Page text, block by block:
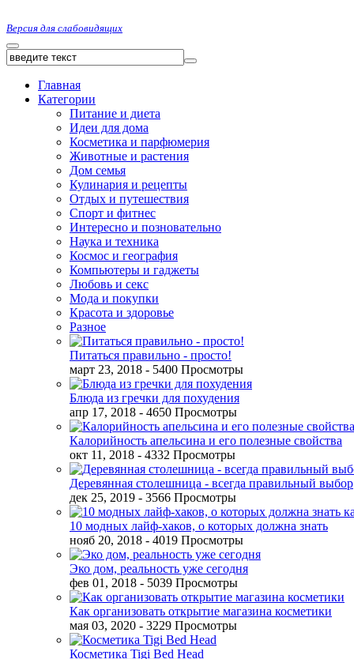
Версия для слабовидящих
Главная
Категории
Питание и диета
Идеи для дома
Косметика и парфюмерия
Животные и растения
Дом семья
Кулинария и рецепты
Отдых и путешествия
Спорт и фитнес
Интересно и позновательно
Наука и техника
Космос и география
Компьютеры и гаджеты
Любовь и секс
Мода и покупки
Красота и здоровье
Разное
Питаться правильно - просто!
март 23, 2018 - 5400 Просмотры
Блюда из гречки для похудения
апр 17, 2018 - 4650 Просмотры
Калорийность апельсина и его полезные свойства
окт 11, 2018 - 4332 Просмотры
Деревянная столешница - всегда правильный выбор
дек 25, 2019 - 3566 Просмотры
10 модных лайф-хаков, о которых должна знать
нояб 20, 2018 - 4019 Просмотры
Эко дом, реальность уже сегодня
фев 01, 2018 - 5039 Просмотры
Как организовать открытие магазина косметики
мая 03, 2020 - 3229 Просмотры
Косметика Tigi Bed Head